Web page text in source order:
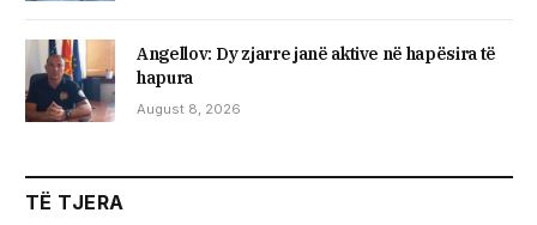
Angellov: Dy zjarre janë aktive në hapësira të
hapura
August 8, 2026
TË TJERA